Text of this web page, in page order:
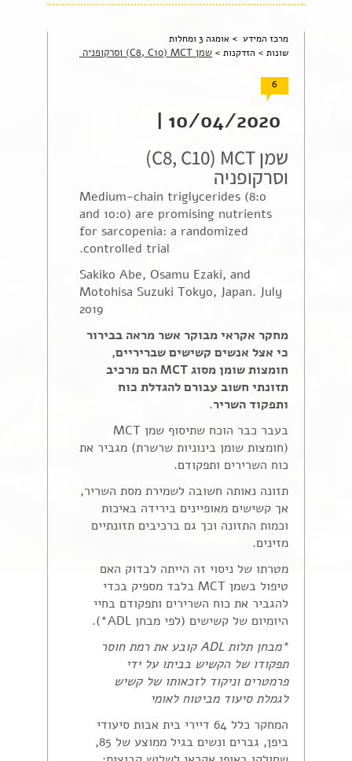
מרכז המידע >
אומגה 3 ומחלות
שונות > הזדקנות > שמן C8, C10) MCT) וסרקופניה
6
10/04/2020 |
שמן C8, C10) MCT)
וסרקופניה
Medium-chain triglycerides (8:0
and 10:0) are promising nutrients
for sarcopenia: a randomized
controlled trial.
Sakiko Abe, Osamu Ezaki, and
Motohisa Suzuki Tokyo, Japan. July
2019
מחקר אקראי מבוקר אשר מראה בבירור
כי אצל אנשים קשישים שבריריים,
חומצות שומן מסוגMCTהם מרכיב
תזונתי חשוב עבורם להגדלת כוח
ותפקוד השריר.
בעבר כבר הוכח שתיסוף שמן MCT
(חומצות שומן בינוניות שרשרת) מגביר את
כוח השרירים ותפקודם.
תזונה נאותה חשובה לשמירת מסת השריר,
אך קשישים מאופיינים בירידה באיכות
וכמות התזונה וכך גם ברכיבים תזונתיים
מזינים.
מטרתו של ניסוי זה הייתה לבדוק האם
טיפול בשמן MCT בלבד מספיק בכדי
להגביר את כוח השרירים ותפקודם בחיי
היומיום של קשישים (לפי מבחן ADL*).
*מבחן תלות ADL קובע את רמת חוסר
תפקודו של הקשיש בביתו על ידי
פרמטרים וניקוד לזכאותו של קשיש
לגמלת סיעוד מביטוח לאומי
המחקר כלל 64 דיירי בית אבות סיעודי
ביפן, גברים ונשים בגיל ממוצע של 85,